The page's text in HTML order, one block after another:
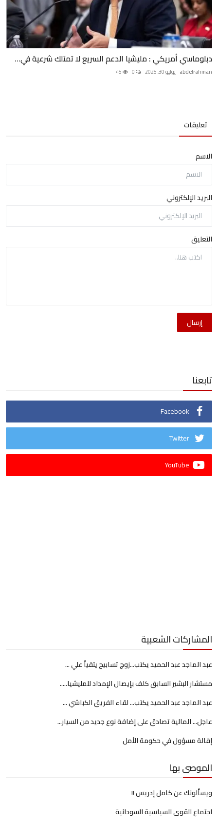
دبلوماسي أمريكي : مليشيا الدعم السريع لا تمتلك شرعية في...
abdelrahman يوليو 30, 2025
تعليقات
الاسم
البريد الإلكتروني
التعليق
إرسال
تابعنا
Facebook
Twitter
YouTube
المشاركات الشعبية
عبد الماجد عبد الحميد يكتب...زوج تسابيح يتقيأ علي ...
مستشار البشير السابق كلف بإيصال الإمداد للمليشيا.....
عبد الماجد عبد الحميد يكتب... لقاء الفريق الكباشي ...
عاجل... المالية تصادق على إضافة نوع جديد من السيار...
إقالة مسؤول في حكومة الأمل
الموصى بها
ويسألونك عن كامل إدريس !!
اجتماع القوى السياسية السودانية